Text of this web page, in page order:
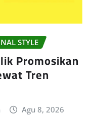
STYLE
Promosikan
Tren
Agu 8, 2026